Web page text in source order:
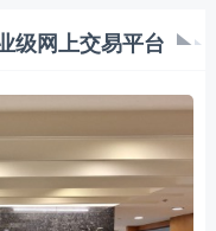
级网上交易平台